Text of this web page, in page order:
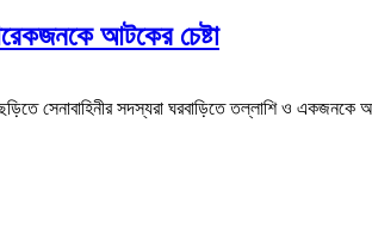
আটকের চেষ্টা
সেনাবাহিনীর সদস্যরা ঘরবাড়িতে তল্লাশি ও একজনকে